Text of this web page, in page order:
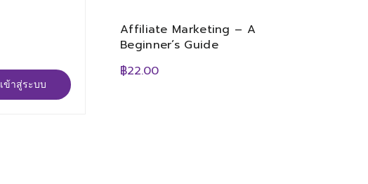
เข้าสู่ระบบ
Affiliate Marketing – A
Beginner’s Guide
฿22.00